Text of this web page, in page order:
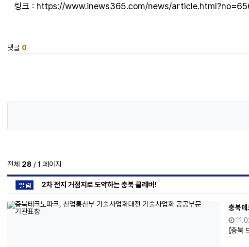
링크 : https://www.inews365.com/news/
댓글 0
전체 28 / 1 페이지
공지사항
2차 전지 거점지로 도약하는 충북 클레버!
충북
등록
【충